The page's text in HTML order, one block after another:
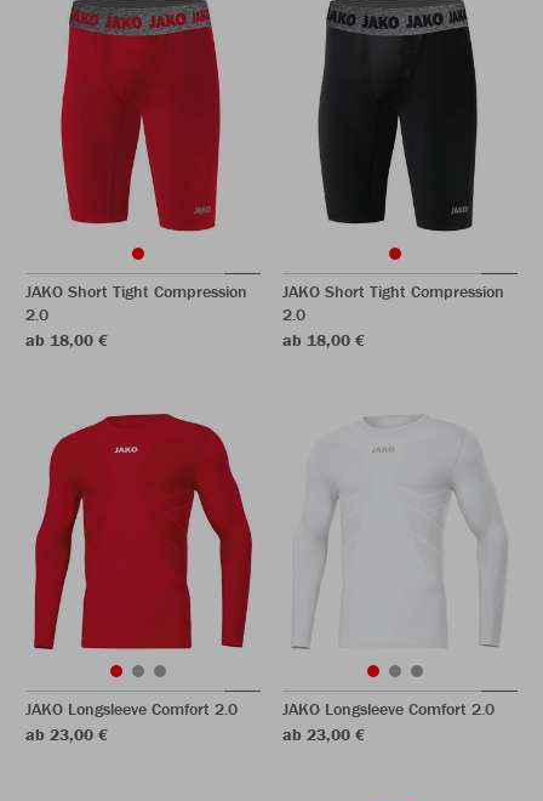
JAKO Short Tight Compression
2.0
ab 18,00 €
JAKO Short Tight Compression
2.0
ab 18,00 €
JAKO Longsleeve Comfort 2.0
ab 23,00 €
JAKO Longsleeve Comfort 2.0
ab 23,00 €